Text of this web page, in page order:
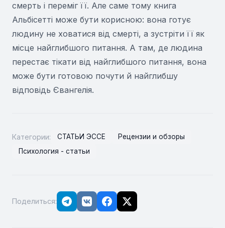
смерть і переміг її. Але саме тому книга
Альбісетті може бути корисною: вона готує
людину не ховатися від смерті, а зустріти її як
місце найглибшого питання. А там, де людина
перестає тікати від найглибшого питання, вона
може бути готовою почути й найглибшу
відповідь Євангелія.
Категории: СТАТЬИ ЭССЕ
Рецензии и обзоры
Психология - статьи
Поделиться: